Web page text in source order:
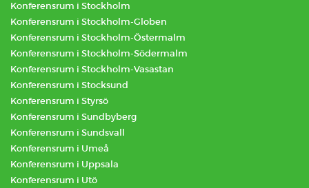
Konferensrum i Stockholm
Konferensrum i Stockholm-Globen
Konferensrum i Stockholm-Östermalm
Konferensrum i Stockholm-Södermalm
Konferensrum i Stockholm-Vasastan
Konferensrum i Stocksund
Konferensrum i Styrsö
Konferensrum i Sundbyberg
Konferensrum i Sundsvall
Konferensrum i Umeå
Konferensrum i Uppsala
Konferensrum i Utö